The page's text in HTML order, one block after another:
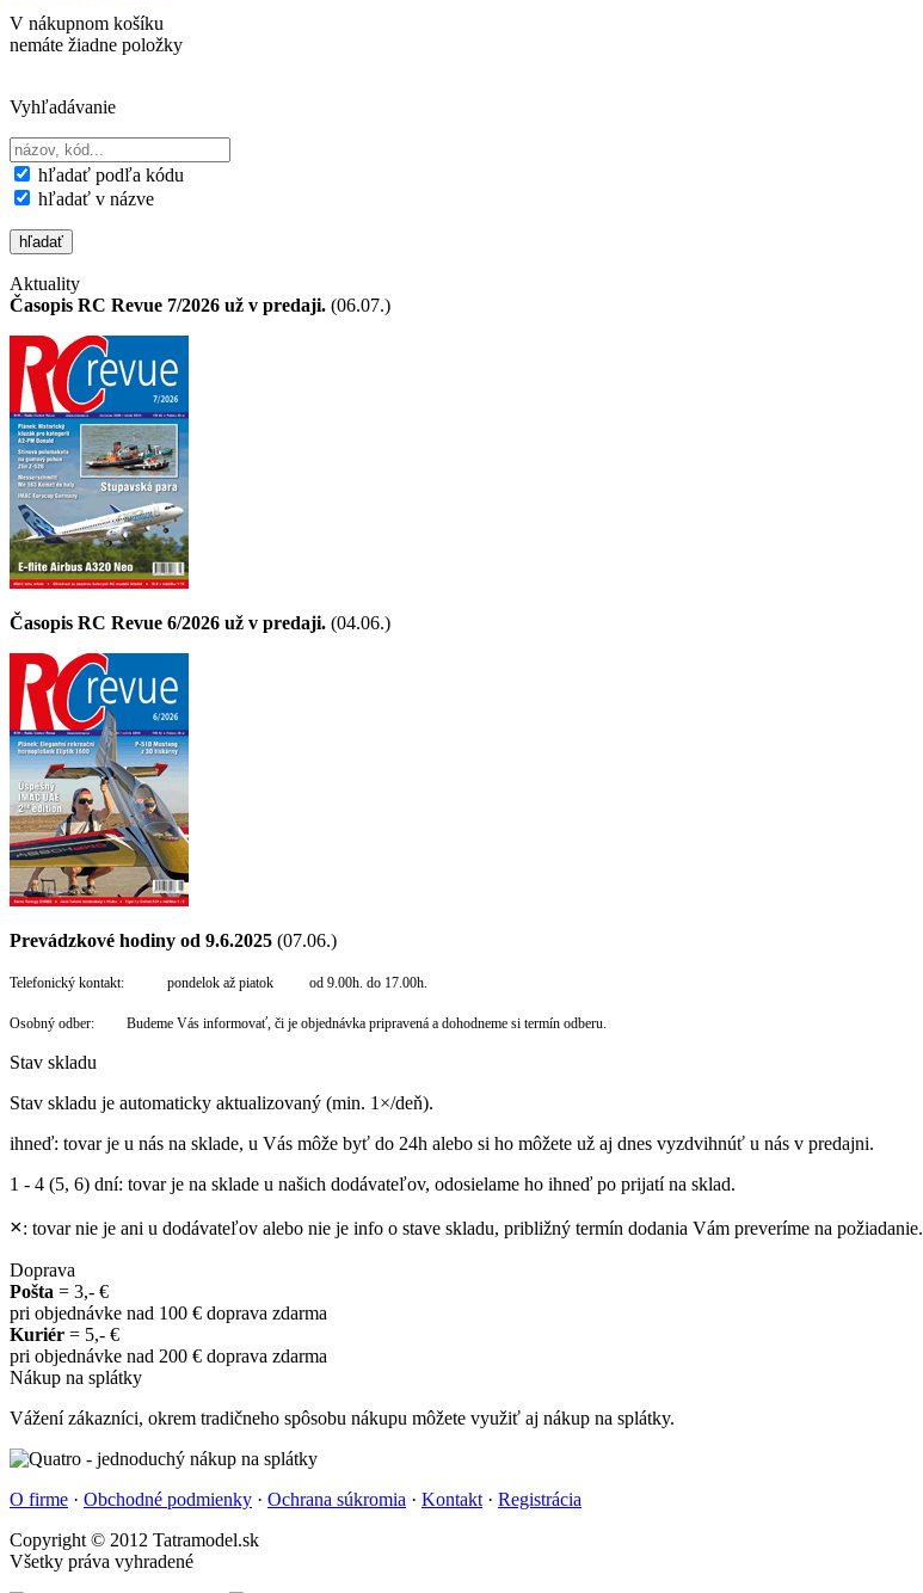
V nákupnom košíku
nemáte žiadne položky
Vyhľadávanie
hľadať podľa kódu
hľadať v názve
Aktuality
Časopis RC Revue 7/2026 už v predaji. (06.07.)
Časopis RC Revue 6/2026 už v predaji. (04.06.)
Prevádzkové hodiny od 9.6.2025 (07.06.)
Telefonický kontakt: pondelok až piatok od 9.00h. do 17.00h.
Osobný odber: Budeme Vás informovať, či je objednávka pripravená a dohodneme si termín odberu.
Stav skladu
Stav skladu je automaticky aktualizovaný (min. 1×/deň).
ihneď: tovar je u nás na sklade, u Vás môže byť do 24h alebo si ho môžete už aj dnes vyzdvihnúť u nás v predajni.
1 - 4 (5, 6) dní: tovar je na sklade u našich dodávateľov, odosielame ho ihneď po prijatí na sklad.
×: tovar nie je ani u dodávateľov alebo nie je info o stave skladu, približný termín dodania Vám preveríme na požiadanie.
Doprava
Pošta = 3,- €
pri objednávke nad 100 € doprava zdarma
Kuriér = 5,- €
pri objednávke nad 200 € doprava zdarma
Nákup na splátky
Vážení zákazníci, okrem tradičneho spôsobu nákupu môžete využiť aj nákup na splátky.
O firme · Obchodné podmienky · Ochrana súkromia · Kontakt · Registrácia
Copyright © 2012 Tatramodel.sk
Všetky práva vyhradené